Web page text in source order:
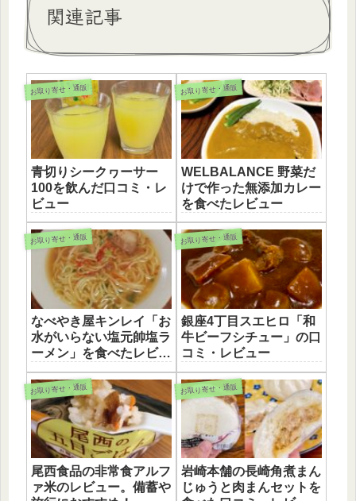
関連記事
お取り寄せ・通販
青切りシークヮーサー
100を飲んだ口コミ・レ
ビュー
お取り寄せ・通販
WELBALANCE 野菜だ
けで作った無添加カレー
を食べたレビュー
お取り寄せ・通販
なべやき屋キンレイ「お
水がいらない塩元帥塩ラ
ーメン」を食べたレビュ
ー
お取り寄せ・通販
銀座4丁目スエヒロ「和
牛ビーフシチュー」の口
コミ・レビュー
お取り寄せ・通販
尾西食品の非常食アルフ
ァ米のレビュー。備蓄や
お取り寄せ・通販
岩崎本舗の長崎角煮まん
じゅうと肉まんセットを